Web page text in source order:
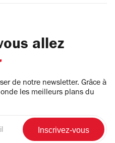
allez
de notre newsletter. Grâce à
les meilleurs plans du